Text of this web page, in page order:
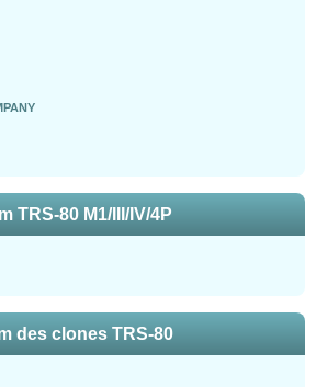
TRS-80 M1/III/IV/4P
des clones TRS-80